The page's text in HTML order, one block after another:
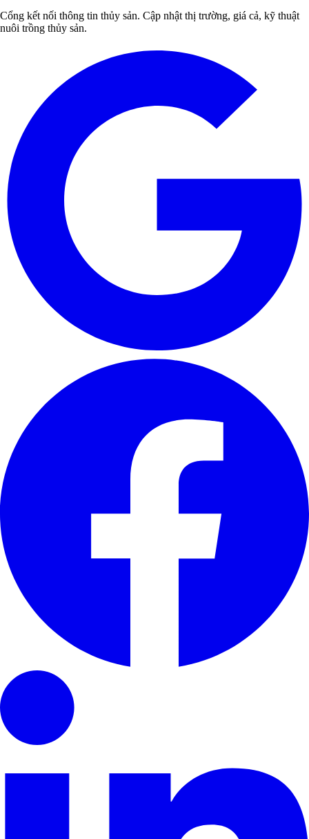
Cổng kết nối thông tin thủy sản. Cập nhật thị trường, giá cả, kỹ thuật
nuôi trồng thủy sản.